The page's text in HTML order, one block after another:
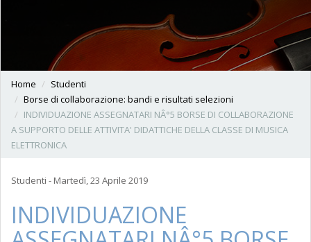
Home
Studenti
Borse di collaborazione: bandi e risultati selezioni
INDIVIDUAZIONE ASSEGNATARI NÂ°5 BORSE DI COLLABORAZIONE
A SUPPORTO DELLE ATTIVITA' DIDATTICHE DELLA CLASSE DI MUSICA
ELETTRONICA
Studenti - Martedì, 23 Aprile 2019
INDIVIDUAZIONE